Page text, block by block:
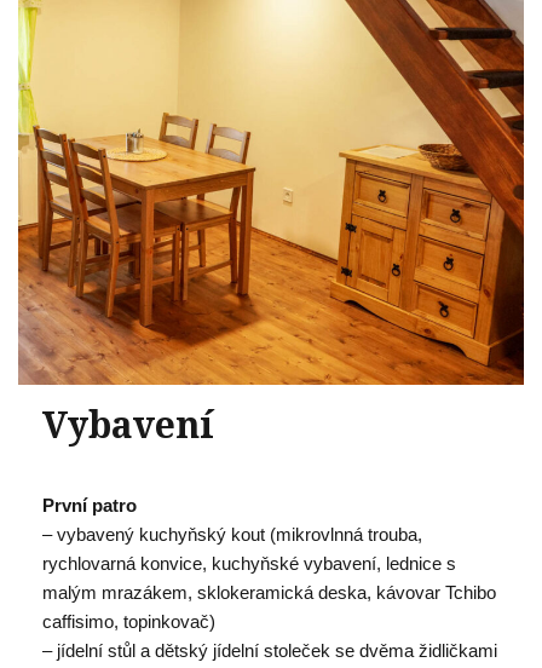
Vybavení
První patro
– vybavený kuchyňský kout (mikrovlnná trouba,
rychlovarná konvice, kuchyňské vybavení, lednice s
malým mrazákem, sklokeramická deska, kávovar Tchibo
caffisimo, topinkovač)
– jídelní stůl a dětský jídelní stoleček se dvěma židličkami